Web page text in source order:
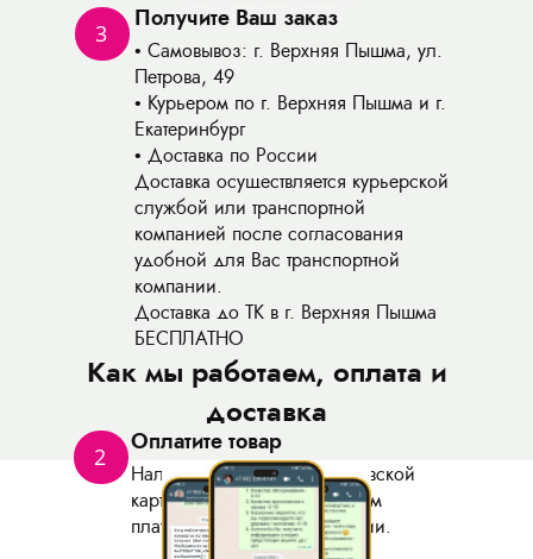
3 Получите Ваш заказ
Самовывоз: г. Верхняя Пышма, ул.
Петрова, 49
Курьером по г. Верхняя Пышма и г.
Екатеринбург
Доставка по России
Доставка осуществляется курьерской
службой или транспортной
компанией после согласования
удобной для Вас транспортной
компании.
Доставка до ТК в г. Верхняя Пышма
БЕСПЛАТНО
Как мы работаем, оплата и
доставка
2 Оплатите товар
Наличными, в офисе, банковской
картой по СБП, безналичным
платежом на р/с организации.